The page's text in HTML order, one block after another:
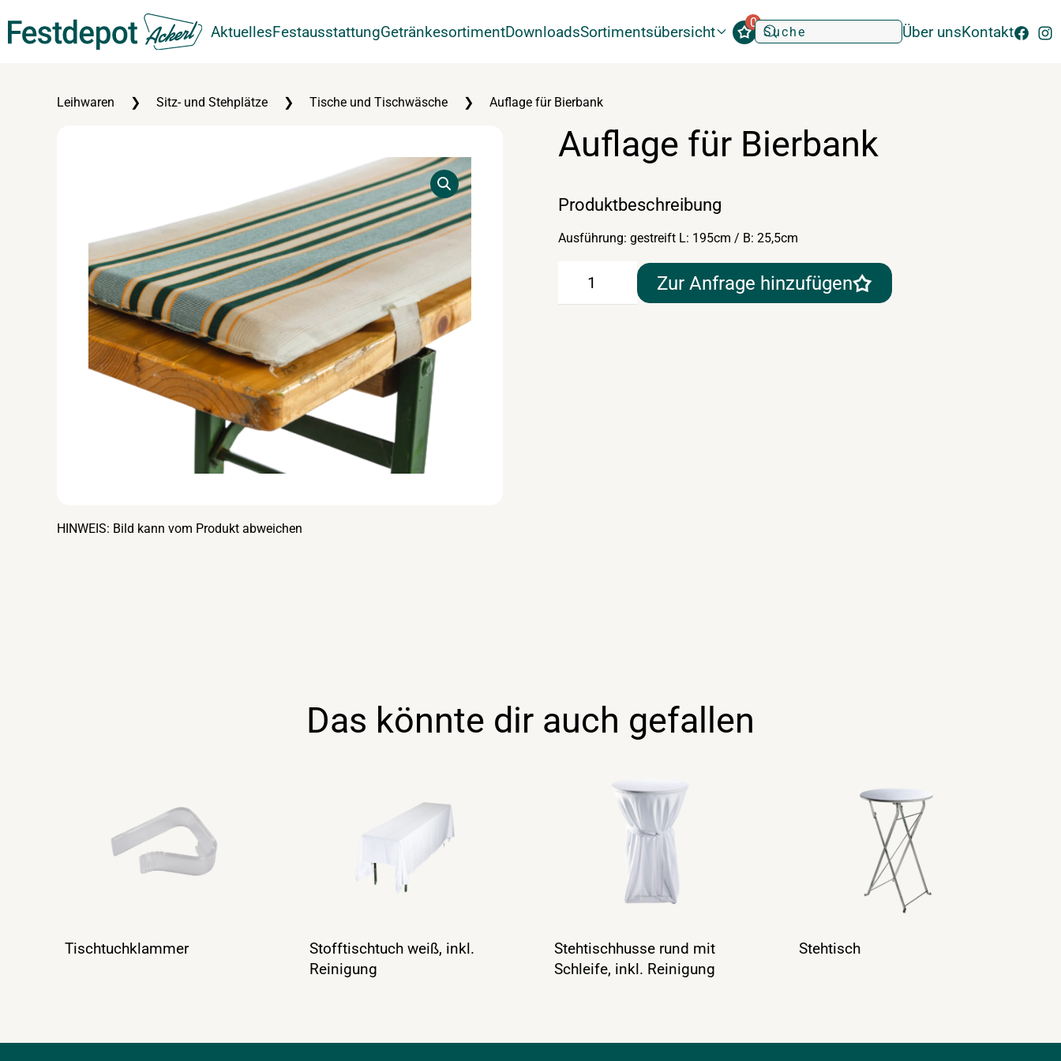
Zum Hauptinhalt springen AktuellesFestausstattungGetränkesortimentDownloadsSortimentsübersicht
0
Über unsKontakt
Leihwaren Sitz- und Stehplätze Tische und Tischwäsche Auflage für Bierbank
HINWEIS: Bild kann vom Produkt abweichen
Auflage für Bierbank
Produktbeschreibung
Ausführung: gestreift L: 195cm / B: 25,5cm
Zur Anfrage hinzufügen
Das könnte dir auch gefallen
Tischtuchklammer
Stofftischtuch weiß, inkl.
Reinigung
Stehtischhusse rund mit
Schleife, inkl. Reinigung
Stehtisch